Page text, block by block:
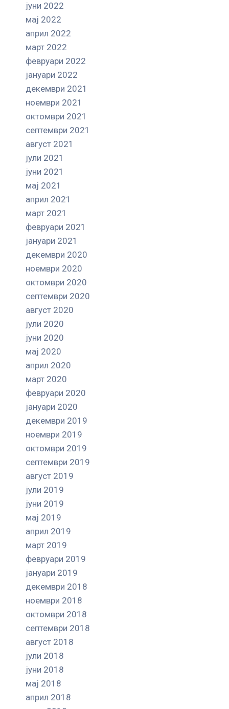
јуни 2022
мај 2022
април 2022
март 2022
февруари 2022
јануари 2022
декември 2021
ноември 2021
октомври 2021
септември 2021
август 2021
јули 2021
јуни 2021
мај 2021
април 2021
март 2021
февруари 2021
јануари 2021
декември 2020
ноември 2020
октомври 2020
септември 2020
август 2020
јули 2020
јуни 2020
мај 2020
април 2020
март 2020
февруари 2020
јануари 2020
декември 2019
ноември 2019
октомври 2019
септември 2019
август 2019
јули 2019
јуни 2019
мај 2019
април 2019
март 2019
февруари 2019
јануари 2019
декември 2018
ноември 2018
октомври 2018
септември 2018
август 2018
јули 2018
јуни 2018
мај 2018
април 2018